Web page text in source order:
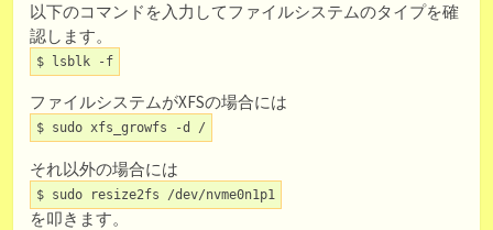
以下のコマンドを入力してファイルシステムのタイプを確
認します。
$ lsblk -f
ファイルシステムがXFSの場合には
$ sudo xfs_growfs -d /
それ以外の場合には
$ sudo resize2fs /dev/nvme0n1p1
を叩きます。